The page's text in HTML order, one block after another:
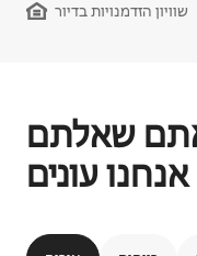
שוויון הזדמנויות בדיור
אנחנו עונים